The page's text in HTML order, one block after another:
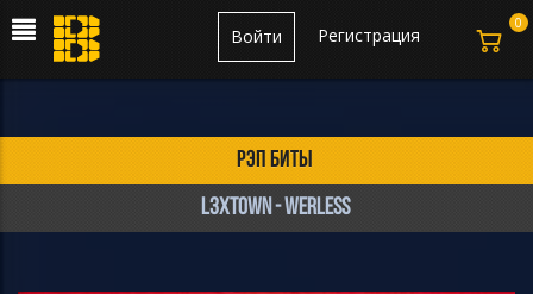
Регистрация
Войти
рэп биты
L3XTOWN - WERLESS
0